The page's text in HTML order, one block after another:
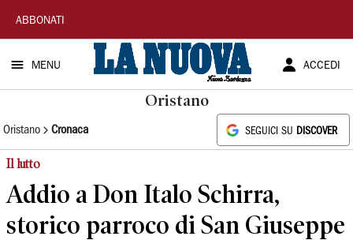
La
Nuova
Sardegna
ABBONATI
MENU ACCEDI
Oristano
Oristano Cronaca SEGUICI SU DISCOVER
Il lutto
Addio a Don Italo Schirra,
storico parroco di San Giuseppe